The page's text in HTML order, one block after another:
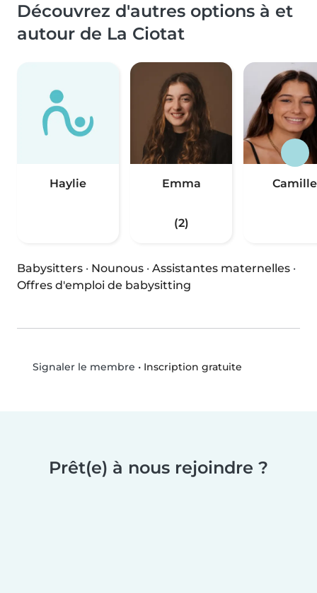
Découvrez d'autres options à et
autour de La Ciotat
Haylie Emma
(2)
Camille
Babysitters · Nounous · Assistantes maternelles ·
Offres d'emploi de babysitting
Signaler le membre • Inscription gratuite
Prêt(e) à nous rejoindre ?